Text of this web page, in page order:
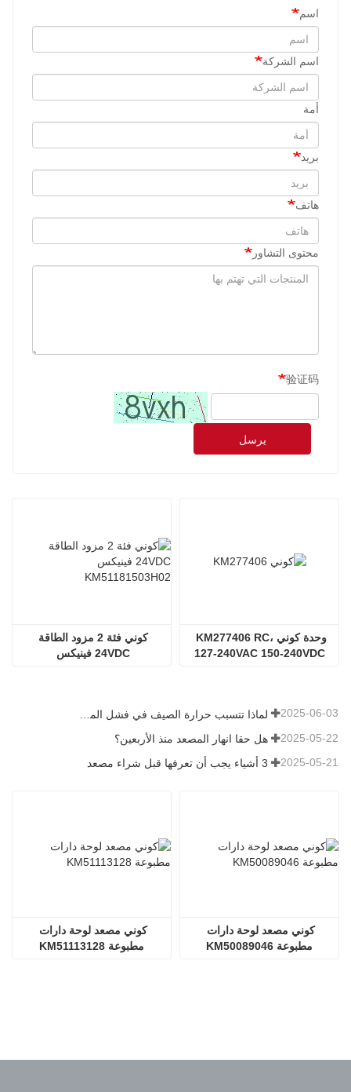
اسم
اسم الشركة
أمة
بريد
هاتف
محتوى التشاور
验证码
يرسل
127-240VAC 150-240VDC
2025-06-03
هل حقا انهار المصعد منذ الأربعين؟ 2025-05-22
3 أشياء يجب أن تعرفها قبل شراء مصعد 2025-05-21
مطبوعة KM51113128
مطبوعة KM50089046